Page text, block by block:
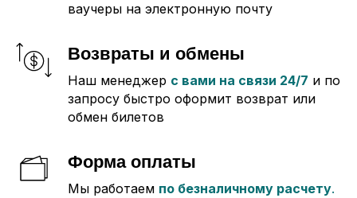
ваучеры на электронную почту
Возвраты и обмены
Наш менеджер с вами на связи 24/7 и по
запросу быстро оформит возврат или
обмен билетов
Форма оплаты
Мы работаем по безналичному расчету.
Директору: Максимизируйте
эффективность бизнеса